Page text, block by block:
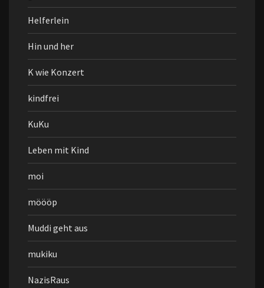
Helferlein
Hin und her
K wie Konzert
kindfrei
KuKu
Leben mit Kind
moi
möööp
Muddi geht aus
mukiku
NazisRaus